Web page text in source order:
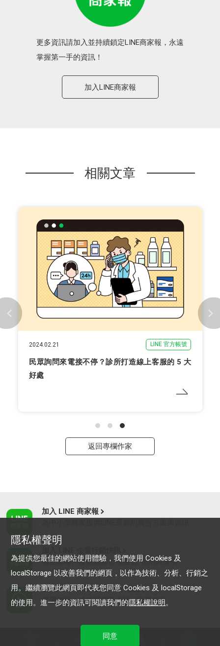
更多資訊請加入並持續鎖定LINE商家報，永遠
掌握第一手的資訊！
加入LINE商家報
相關文章
2024.02.21 LINE 官方帳號
民眾詢問來電接不停？診所打造線上客服的 5 大
好處
返回專欄作家
加入 LINE 商家報
為企業客戶提供最新市場趨勢, 應用與案例
LINE Biz-Solutions YouTube
實用教學、成功案例等多樣化影音內容
服務條款
隱私權聲明
為提供您最佳的網站使用體驗，我們使用 Cookies 及
localStorage 以改善我們的網頁，以作為技術、分析、行銷之
用。繼續瀏覽此網頁即代表您同意 Cookies 及 localStorage
的使用。進一步的資訊可閱讀我們的隱私權說明。
同意